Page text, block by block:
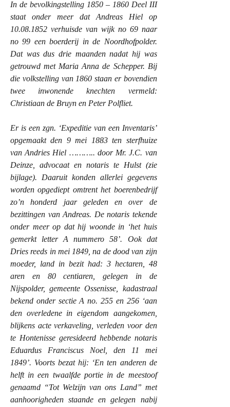
In de bevolkingstelling 1850 – 1860 Deel III
staat onder meer dat Andreas Hiel op
10.08.1852 verhuisde van wijk no 69 naar
no 99 een boerderij in de Noordhofpolder.
Dat was dus drie maanden nadat hij was
getrouwd met Maria Anna de Schepper. Bij
die volkstelling van 1860 staan er bovendien
twee inwonende knechten vermeld:
Christiaan de Bruyn en Peter Polfliet.
Er is een zgn. ‘Expeditie van een Inventaris’
opgemaakt den 9 mei 1883 ten sterfhuize
van Andries Hiel ……….. door Mr. J.C. van
Deinze, advocaat en notaris te Hulst (zie
bijlage). Daaruit konden allerlei gegevens
worden opgediept omtrent het boerenbedrijf
zo’n honderd jaar geleden en over de
bezittingen van Andreas. De notaris tekende
onder meer op dat hij woonde in ‘het huis
gemerkt letter A nummero 58’. Ook dat
Dries reeds in mei 1849, na de dood van zijn
moeder, land in bezit had: 3 hectaren, 48
aren en 80 centiaren, gelegen in de
Nijspolder, gemeente Ossenisse, kadastraal
bekend onder sectie A no. 255 en 256 ‘aan
den overledene in eigendom aangekomen,
blijkens acte verkaveling, verleden voor den
te Hontenisse geresideerd hebbende notaris
Eduardus Franciscus Noel, den 11 mei
1849’. Voorts bezat hij: ‘En ten anderen de
helft in een twaalfde portie in de meestoof
genaamd “Tot Welzijn van ons Land” met
aanhoorigheden staande en gelegen nabij